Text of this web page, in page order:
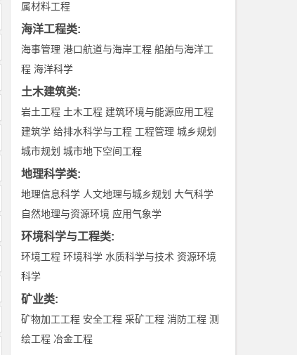
属材料工程
海洋工程类:
海事管理 港口航道与海岸工程 船舶与海洋工
程 海洋科学
土木建筑类:
岩土工程 土木工程 建筑环境与能源应用工程
建筑学 给排水科学与工程 工程管理 城乡规划
城市规划 城市地下空间工程
地理科学类:
地理信息科学 人文地理与城乡规划 大气科学
自然地理与资源环境 应用气象学
环境科学与工程类:
环境工程 环境科学 水质科学与技术 资源环境
科学
矿业类:
矿物加工工程 安全工程 采矿工程 消防工程 测
绘工程 冶金工程